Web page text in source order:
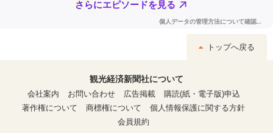
トップへ戻る
観光経済新聞社について
会社案内
お問い合わせ 広告掲載
購読(紙・電子版)申込
著作権について
商標権について
個人情報保護に関する方針
会員規約